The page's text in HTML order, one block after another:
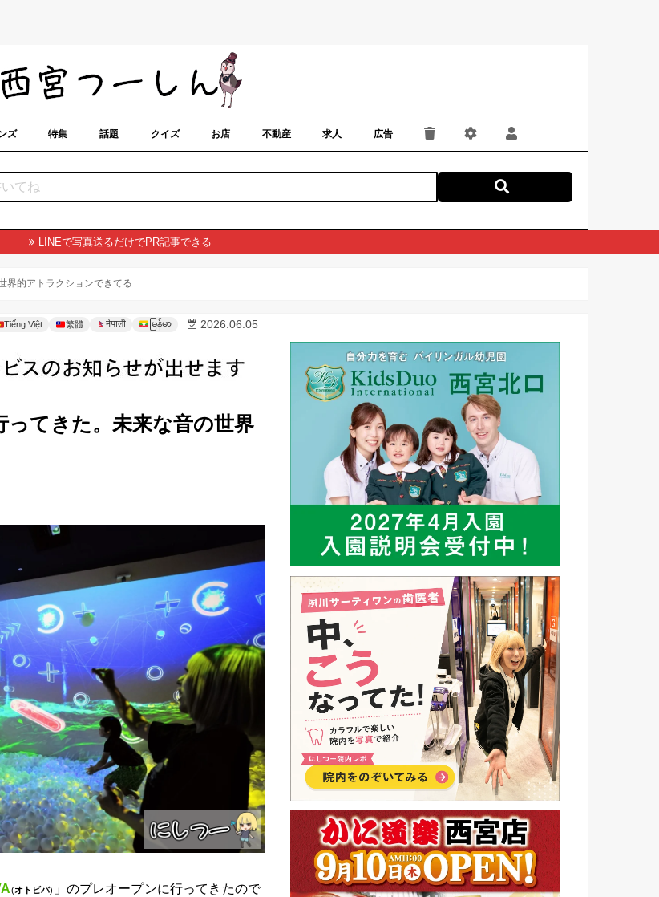
ズ 特集 話題 クイズ お店 不動産 求人 広告
LINEで写真送るだけでPR記事できる
界的アトラクションできてる
Tiếng Việt 繁體 नेपाली မြန်မာ 2026.06.05
ってきた。未来な音の世界
(オトビバ) 」のプレオープンに行ってきたので